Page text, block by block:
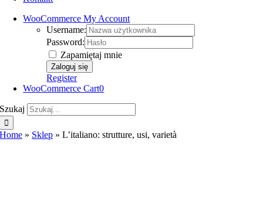
WooCommerce My Account
Username:
Password:
Zapamiętaj mnie
Register
WooCommerce Cart0
Szukaj
Home » Sklep »L’italiano: strutture, usi, varietà